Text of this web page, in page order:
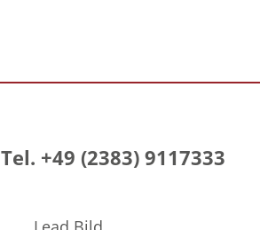
Tel. +49 (2383) 9117333